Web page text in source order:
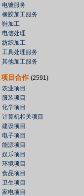
电镀服务
橡胶加工服务
鞋加工
电信处理
纺织加工
工具处理服务
其他加工服务
项目合作 (2591)
农业项目
服装项目
化学项目
计算机相关项目
建设项目
电子项目
能源项目
娱乐项目
环境项目
食品项目
卫生项目
家电项目